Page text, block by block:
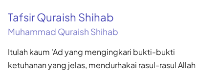
Tafsir Quraish Shihab
Muhammad Quraish Shihab
Itulah kaum 'Ad yang mengingkari bukti-bukti
ketuhanan yang jelas, mendurhakai rasul-rasul Allah